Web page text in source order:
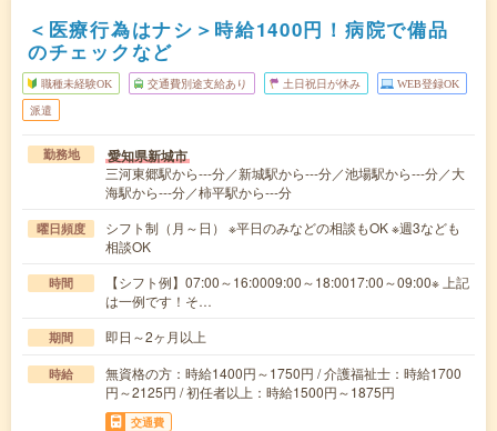
＜医療行為はナシ＞時給1400円！病院で備品
のチェックなど
職種未経験OK 交通費別途支給あり 土日祝日が休み WEB登録OK
派遣
勤務地 愛知県新城市
三河東郷駅から---分／新城駅から---分／池場駅から---分／大
海駅から---分／柿平駅から---分
曜日頻度
シフト制（月～日） ※平日のみなどの相談もOK ※週3なども
相談OK
時間
【シフト例】07:00～16:0009:00～18:0017:00～09:00※ 上記
は一例です！そ…
期間 即日～2ヶ月以上
時給
無資格の方：時給1400円～1750円 / 介護福祉士：時給1700
円～2125円 / 初任者以上：時給1500円～1875円
交通費